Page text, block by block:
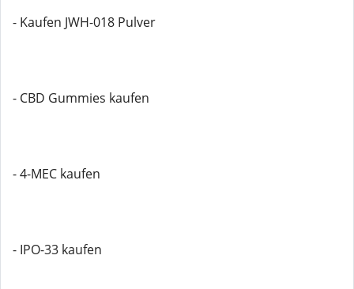
- Kaufen JWH-018 Pulver
- CBD Gummies kaufen
- 4-MEC kaufen
- IPO-33 kaufen